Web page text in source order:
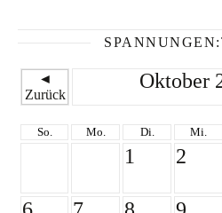
◄
Zurück
Oktober
So. Mo. Di. Mi.
1 2